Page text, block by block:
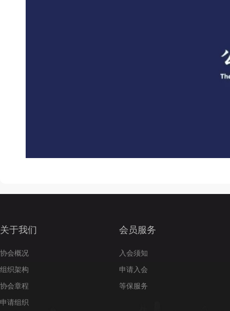
关于我们
协会概况
组织架构
协会章程
申请组织
会员服务
入会须知
申请入会
等保服务